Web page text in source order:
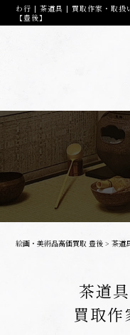
わ行 | 茶道具 | 買取作家・取扱
【豊後】
絵画・美術品高価買取 豊後 >茶道
茶道
買取